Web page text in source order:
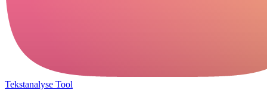
Tekstanalyse Tool